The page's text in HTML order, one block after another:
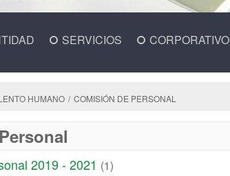
SERVICIOS CORPORATIVO
HUMANO / COMISIÓN DE PERSONAL
2019 - 2021 (1)